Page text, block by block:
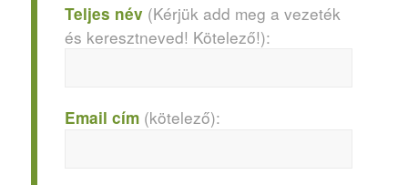
Teljes név (Kérjük add meg a vezeték
és keresztneved! Kötelező!):
Email cím(kötelező):